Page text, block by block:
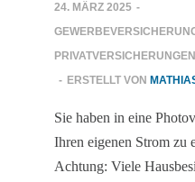
24. MÄRZ 2025 -
PRIVATVERSICHERUNGEN
- ERSTELLT VON
Sie haben in eine
Ihren eigenen Strom zu
Achtung: Viele